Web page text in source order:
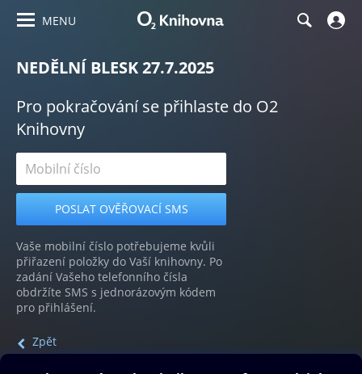
MENU
NEDĚLNÍ BLESK 27.7.2025
Pro pokračování se přihlaste do O2
Knihovny
Vaše mobilní číslo potřebujeme kvůli
přiřazení položky do Vaší knihovny. Po
zadání Vašeho telefonního čísla
obdržíte SMS s jednorázovým kódem
pro přihlášení.
Zpět